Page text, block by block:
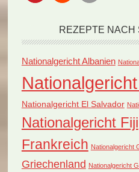
REZEPTE NACH
Nationalgericht Albanien
Nationalgericht El Salvador
Nationalgericht Fiji
Frankreich Nationalgericht
Griechenland Nationalgericht